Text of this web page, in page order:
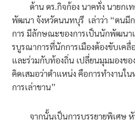
ด้าน ดร.กิจก้อง นาคทั่ง นายกเท
พัฒนา จังหวัดนนทบุรี เล่าว่า “ตนมี
การ มีลักษณะของการเป็นนักพัฒนา
รบูรณาการที่นักการเมืองต้องขับเค
และร่วมกับท้องถิ่น เปลี่ยนมุมมองข
คิดเสมอว่าตำแหน่ง คือการทำงานใ
การเล่าขาน”
จากนั้นเป็นการบรรยายพิเศษ หั